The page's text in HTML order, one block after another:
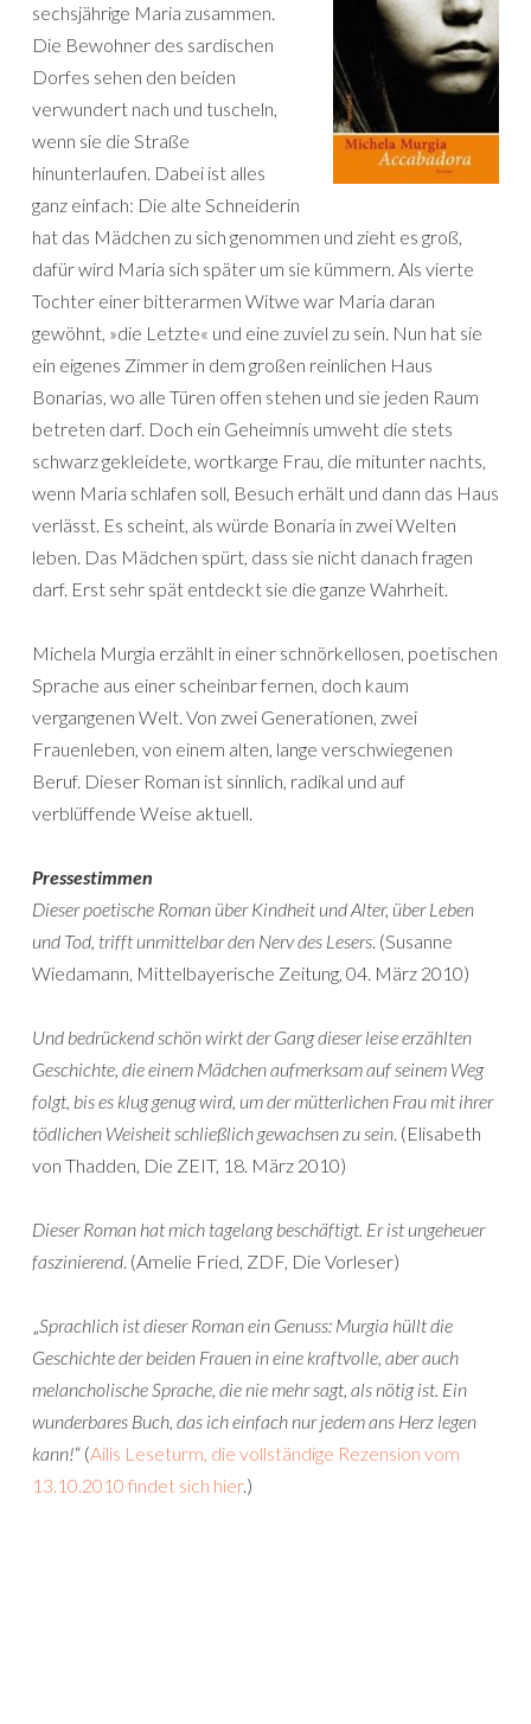
sechsjährige Maria zusammen.
Die Bewohner des sardischen
Dorfes sehen den beiden
verwundert nach und tuscheln,
wenn sie die Straße
hinunterlaufen. Dabei ist alles
ganz einfach: Die alte Schneiderin
hat das Mädchen zu sich genommen und zieht es groß,
dafür wird Maria sich später um sie kümmern. Als vierte
Tochter einer bitterarmen Witwe war Maria daran
gewöhnt, »die Letzte« und eine zuviel zu sein. Nun hat sie
ein eigenes Zimmer in dem großen reinlichen Haus
Bonarias, wo alle Türen offen stehen und sie jeden Raum
betreten darf. Doch ein Geheimnis umweht die stets
schwarz gekleidete, wortkarge Frau, die mitunter nachts,
wenn Maria schlafen soll, Besuch erhält und dann das Haus
verlässt. Es scheint, als würde Bonaria in zwei Welten
leben. Das Mädchen spürt, dass sie nicht danach fragen
darf. Erst sehr spät entdeckt sie die ganze Wahrheit.
Michela Murgia erzählt in einer schnörkellosen, poetischen
Sprache aus einer scheinbar fernen, doch kaum
vergangenen Welt. Von zwei Generationen, zwei
Frauenleben, von einem alten, lange verschwiegenen
Beruf. Dieser Roman ist sinnlich, radikal und auf
verblüffende Weise aktuell.
Pressestimmen
Dieser poetische Roman über Kindheit und Alter, über Leben
und Tod, trifft unmittelbar den Nerv des Lesers. (Susanne
Wiedamann, Mittelbayerische Zeitung, 04. März 2010)
Und bedrückend schön wirkt der Gang dieser leise erzählten
Geschichte, die einem Mädchen aufmerksam auf seinem Weg
folgt, bis es klug genug wird, um der mütterlichen Frau mit ihrer
tödlichen Weisheit schließlich gewachsen zu sein. (Elisabeth
von Thadden, Die ZEIT, 18. März 2010)
Dieser Roman hat mich tagelang beschäftigt. Er ist ungeheuer
faszinierend. (Amelie Fried, ZDF, Die Vorleser)
„Sprachlich ist dieser Roman ein Genuss: Murgia hüllt die
Geschichte der beiden Frauen in eine kraftvolle, aber auch
melancholische Sprache, die nie mehr sagt, als nötig ist. Ein
wunderbares Buch, das ich einfach nur jedem ans Herz legen
kann!“ (Ailis Leseturm, die vollständige Rezension vom
13.10.2010 findet sich hier.)